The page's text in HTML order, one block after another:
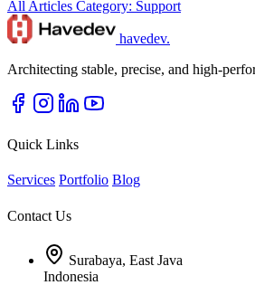
All Articles Category: Support
havedev.
Architecting stable, precise, and high-
Quick Links
Services Portfolio Blog
Contact Us
Surabaya, East Java
Indonesia